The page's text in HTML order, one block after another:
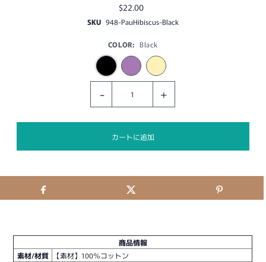
$22.00
SKU 948-PauHibiscus-Black
COLOR: Black
- +
商品情報
素材/材質
【素材】100％コットン